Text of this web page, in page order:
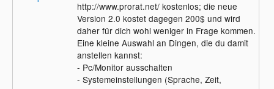
http://www.prorat.net/ kostenlos; die neue
Version 2.0 kostet dagegen 200$ und wird
daher für dich wohl weniger in Frage kommen.
Eine kleine Auswahl an Dingen, die du damit
anstellen kannst:
- Pc/Monitor ausschalten
- Systemeinstellungen (Sprache, Zeit,